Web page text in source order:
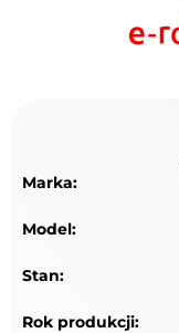
Marka:
Model:
Stan:
Rok produkcji: